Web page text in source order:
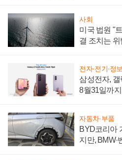
사회
미국 법원 "
결 조치는 위
전자·전기·정
삼성전자,
8월31일까
자동차·부품
BYD코리아
지만, BMW·